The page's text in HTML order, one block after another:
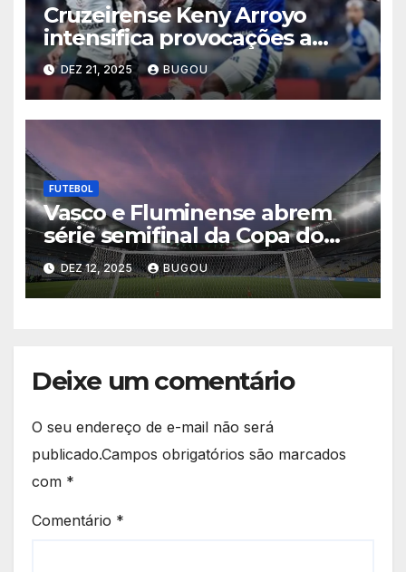
Cruzeirense Keny Arroyo
intensifica provocações a
Matheuzinho após eliminação
celeste na Copa do Brasil
2025
DEZ 21, 2025 BUGOU
FUTEBOL
Vasco e Fluminense abrem
série semifinal da Copa do
Brasil nesta quinta-feira
DEZ 12, 2025 BUGOU
Deixe um comentário
O seu endereço de e-mail não será
publicado.Campos obrigatórios são marcados
com *
Comentário *